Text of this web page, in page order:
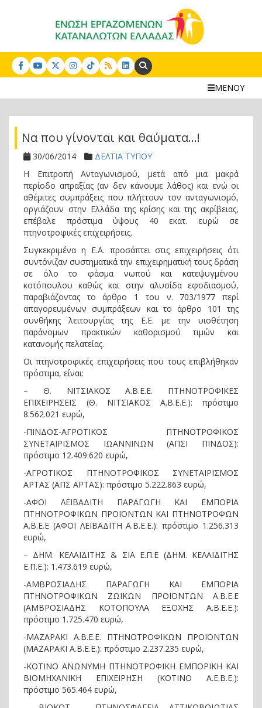
Search:
ΜΕΝΟΥ
Να που γίνονται και θαύματα…!
30/06/2014
ΔΕΛΤΙΑ ΤΥΠΟΥ
Η Επιτροπή Ανταγωνισμού, μετά από μια μακρά
περίοδο απραξίας (αν δεν κάνουμε λάθος) και ενώ οι
αθέμιτες συμπράξεις που πλήττουν τον ανταγωνισμό,
οργιάζουν στην Ελλάδα της κρίσης και της ακρίβειας,
επέβαλε πρόστιμα ύψους 40 εκατ. ευρώ σε
πτηνοτροφικές επιχειρήσεις.
Συγκεκριμένα η Ε.Α. προσάπτει στις επιχειρήσεις ότι
συντόνιζαν συστηματικά την επιχειρηματική τους δράση
σε όλο το φάσμα νωπού και κατεψυγμένου
κοτόπουλου καθώς και στην αλυσίδα εφοδιασμού,
παραβιάζοντας το άρθρο 1 του ν. 703/1977 περί
απαγορευμένων συμπράξεων και το άρθρο 101 της
συνθήκης λειτουργίας της Ε.Ε. με την υιοθέτηση
παράνομων πρακτικών καθορισμού τιμών και
κατανομής πελατείας.
Οι πτηνοτροφικές επιχειρήσεις που τους επιβλήθηκαν
πρόστιμα, είναι:
– Θ. ΝΙΤΣΙΑΚΟΣ Α.Β.Ε.Ε. ΠΤΗΝΟΤΡΟΦΙΚΕΣ
ΕΠΙΧΕΙΡΗΣΕΙΣ (Θ. ΝΙΤΣΙΑΚΟΣ Α.Β.Ε.Ε.): πρόστιμο
8.562.021 ευρώ,
-ΠΙΝΔΟΣ-ΑΓΡΟΤΙΚΟΣ ΠΤΗΝΟΤΡΟΦΙΚΟΣ
ΣΥΝΕΤΑΙΡΙΣΜΟΣ ΙΩΑΝΝΙΝΩΝ (ΑΠΣΙ ΠΙΝΔΟΣ):
πρόστιμο 12.409.620 ευρώ,
-ΑΓΡΟΤΙΚΟΣ ΠΤΗΝΟΤΡΟΦΙΚΟΣ ΣΥΝΕΤΑΙΡΙΣΜΟΣ
ΑΡΤΑΣ (ΑΠΣ ΑΡΤΑΣ): πρόστιμο 5.222.863 ευρώ,
-ΑΦΟΙ ΛΕΙΒΑΔΙΤΗ ΠΑΡΑΓΩΓΗ ΚΑΙ ΕΜΠΟΡΙΑ
ΠΤΗΝΟΤΡΟΦΙΚΩΝ ΠΡΟΪΟΝΤΩΝ ΚΑΙ ΠΤΗΝΟΤΡΟΦΩΝ
Α.Β.Ε.Ε (ΑΦΟΙ ΛΕΙΒΑΔΙΤΗ Α.Β.Ε.Ε.): πρόστιμο 1.256.313
ευρώ,
– ΔΗΜ. ΚΕΛΑΪΔΙΤΗΣ & ΣΙΑ Ε.Π.Ε (ΔΗΜ. ΚΕΛΑΪΔΙΤΗΣ
Ε.Π.Ε.): 1.473.619 ευρώ,
-ΑΜΒΡΟΣΙΑΔΗΣ ΠΑΡΑΓΩΓΗ ΚΑΙ ΕΜΠΟΡΙΑ
ΠΤΗΝΟΤΡΟΦΙΚΩΝ ΖΩΪΚΩΝ ΠΡΟΪΟΝΤΩΝ Α.Β.Ε.Ε
(ΑΜΒΡΟΣΙΑΔΗΣ ΚΟΤΟΠΟΥΛΑ ΕΞΟΧΗΣ Α.Β.Ε.Ε.):
πρόστιμο 1.725.470 ευρώ,
-ΜΑΖΑΡΑΚΙ Α.Β.Ε.Ε. ΠΤΗΝΟΤΡΟΦΙΚΩΝ ΠΡΟΪΟΝΤΩΝ
(ΜΑΖΑΡΑΚΙ Α.Β.Ε.Ε.): πρόστιμο 2.237.235 ευρώ,
-ΚΟΤΙΝΟ ΑΝΩΝΥΜΗ ΠΤΗΝΟΤΡΟΦΙΚΗ ΕΜΠΟΡΙΚΗ ΚΑΙ
ΒΙΟΜΗΧΑΝΙΚΗ ΕΠΙΧΕΙΡΗΣΗ (ΚΟΤΙΝΟ Α.Ε.Β.Ε.):
πρόστιμο 565.464 ευρώ,